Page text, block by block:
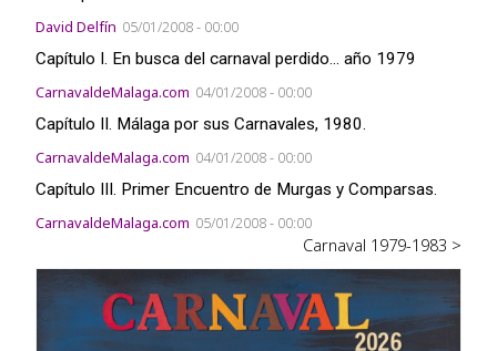
David Delfín 05/01/2008 - 00:00
Capítulo I. En busca del carnaval perdido... año 1979
CarnavaldeMalaga.com 04/01/2008 - 00:00
Capítulo II. Málaga por sus Carnavales, 1980.
CarnavaldeMalaga.com 04/01/2008 - 00:00
Capítulo III. Primer Encuentro de Murgas y Comparsas.
CarnavaldeMalaga.com 05/01/2008 - 00:00
Carnaval 1979-1983 >